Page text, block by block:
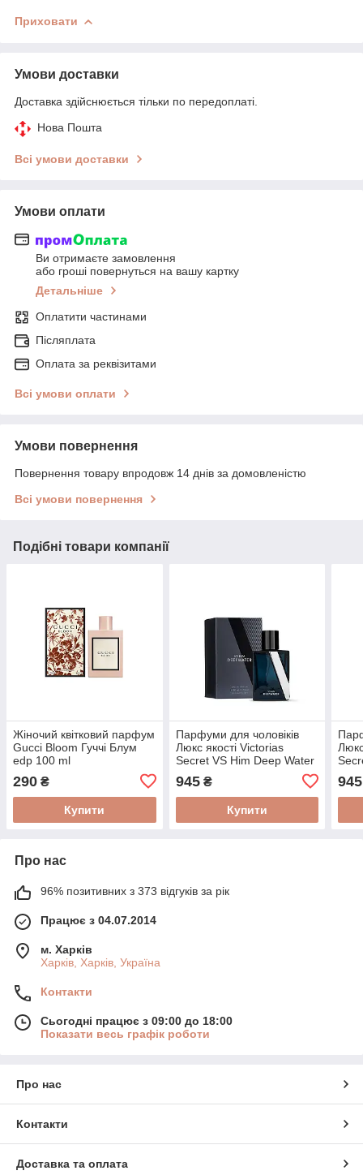
Приховати
Умови доставки
Доставка здійснюється тільки по передоплаті.
Нова Пошта
Всі умови доставки
Умови оплати
Ви отримаєте замовлення
або гроші повернуться на вашу картку
Детальніше
Оплатити частинами
Післяплата
Оплата за реквізитами
Всі умови оплати
Умови повернення
Повернення товару впродовж 14 днів за домовленістю
Всі умови повернення
Подібні товари компанії
Жіночий квітковий парфум
Gucci Bloom Гуччі Блум
edp 100 ml
290 ₴
Купити
Парфуми для чоловіків
Люкс якості Victorias
Secret VS Him Deep Water
edp 100ml (Euro Quality)
945₴
Купити
945
Про нас
96% позитивних з 373 відгуків за рік
Працює з 04.07.2014
м. Харків
Харків, Харків, Україна
Контакти
Сьогодні працює з 09:00 до 18:00
Показати весь графік роботи
Про нас
Контакти
Доставка та оплата